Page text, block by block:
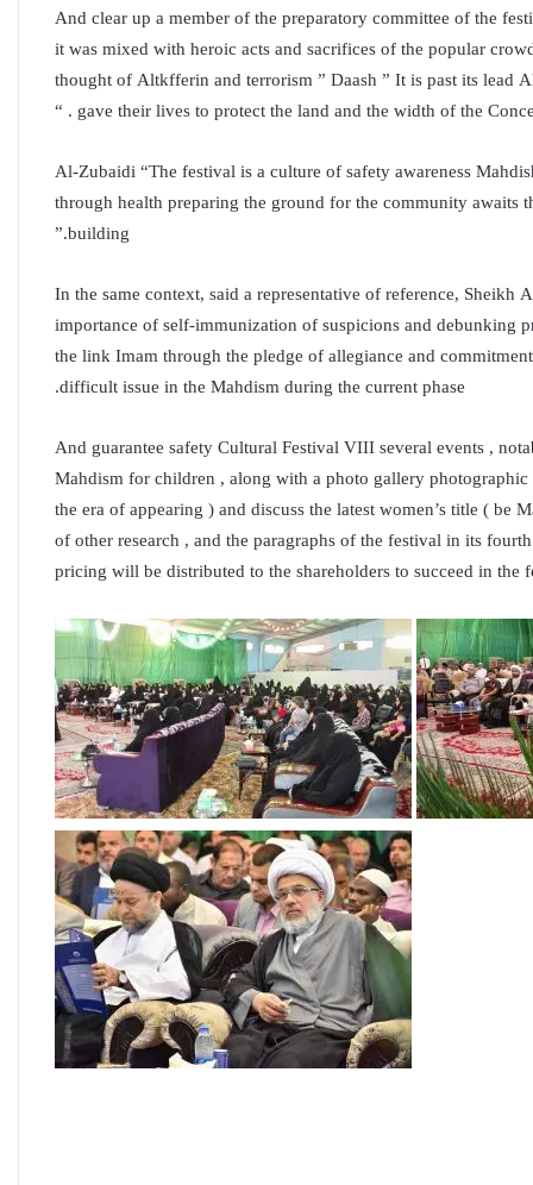
And clear up a member of the preparatory committee of the
it was mixed with heroic acts and sacrifices of the popular
thought of Altkfferin and terrorism ” Daash ” It is past its lead
gave their lives to protect the land and the width of the
Al-Zubaidi “The festival is a culture of safety awareness
through health preparing the ground for the community
building.”
In the same context, said a representative of reference,
importance of self-immunization of suspicions and
the link Imam through the pledge of allegiance and
difficult issue in the Mahdism during the current phase.
And guarantee safety Cultural Festival VIII several events ,
Mahdism for children , along with a photo gallery
the era of appearing ) and discuss the latest women’s title (
of other research , and the paragraphs of the festival in its
pricing will be distributed to the shareholders to succeed in the
العراقية تكسر القيد نحو فضاء
الحرية
“كون آي” لماذا تركت وظيفتها
الحكومية وفتحت مطعم ؟
نينوى تسجل اعلى رقم بتصديق